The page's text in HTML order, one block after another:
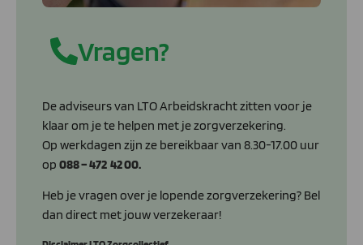
Vragen?
De adviseurs van LTO Arbeidskracht zitten voor je
klaar om je te helpen met je zorgverzekering.
Op werkdagen zijn ze bereikbaar van 8.30-17.00 uur
op 088 – 472 42 00.
Heb je vragen over je lopende zorgverzekering? Bel
dan direct met jouw verzekeraar!